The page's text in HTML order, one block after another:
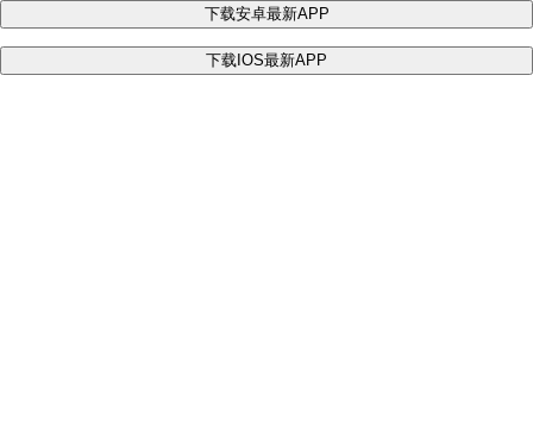
下载安卓最新APP
下载IOS最新APP